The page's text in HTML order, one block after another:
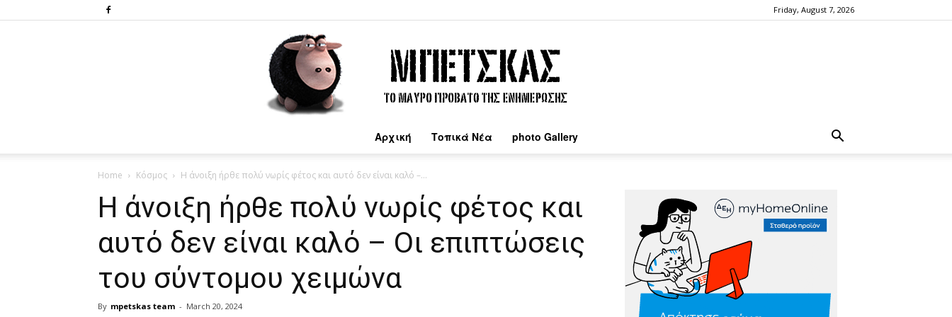
Friday, August 7, 2026
Αρχική Τοπικά Νέα photo Gallery
Home Κόσμος Η άνοιξη ήρθε πολύ νωρίς φέτος και αυτό δεν είναι καλό –...
Η άνοιξη ήρθε πολύ νωρίς φέτος και
αυτό δεν είναι καλό – Οι επιπτώσεις
του σύντομου χειμώνα
By mpetskas team - March 20, 2024